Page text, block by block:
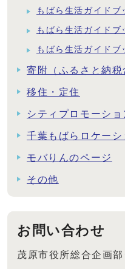
もばら生活ガイドブ
もばら生活ガイドブ
もばら生活ガイドブ
寄附（ふるさと納税
移住・定住
シティプロモーショ
千葉もばらロケーシ
モバりんのページ
その他
お問い合わせ
茂原市役所総合企画